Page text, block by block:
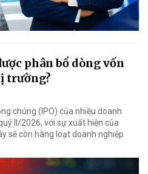
phân bổ dòng vốn
trường?
chúng (IPO) của nhiều doanh
II/2026, với sự xuất hiện của
sẽ còn hàng loạt doanh nghiệp